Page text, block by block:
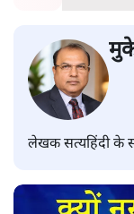
लेखक सत्यहिंदी के